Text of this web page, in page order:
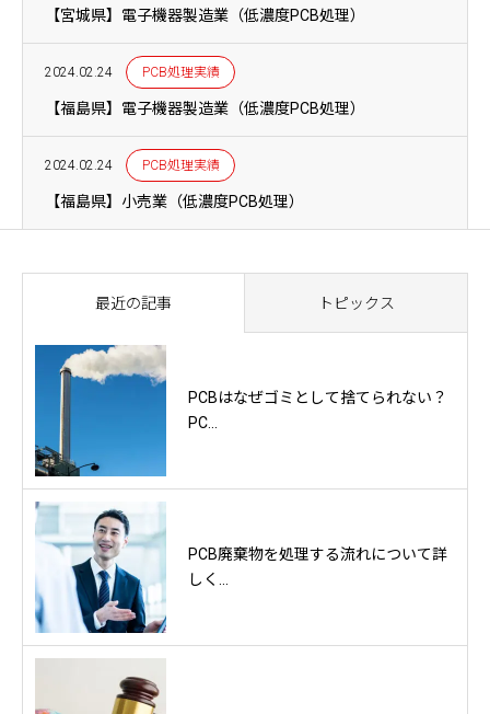
【宮城県】電子機器製造業（低濃度PCB処理）
2024.02.24 PCB処理実績
【福島県】電子機器製造業（低濃度PCB処理）
2024.02.24 PCB処理実績
【福島県】小売業（低濃度PCB処理）
最近の記事 トピックス
PCBはなぜゴミとして捨てられない？
PC...
PCB廃棄物を処理する流れについて詳
しく...